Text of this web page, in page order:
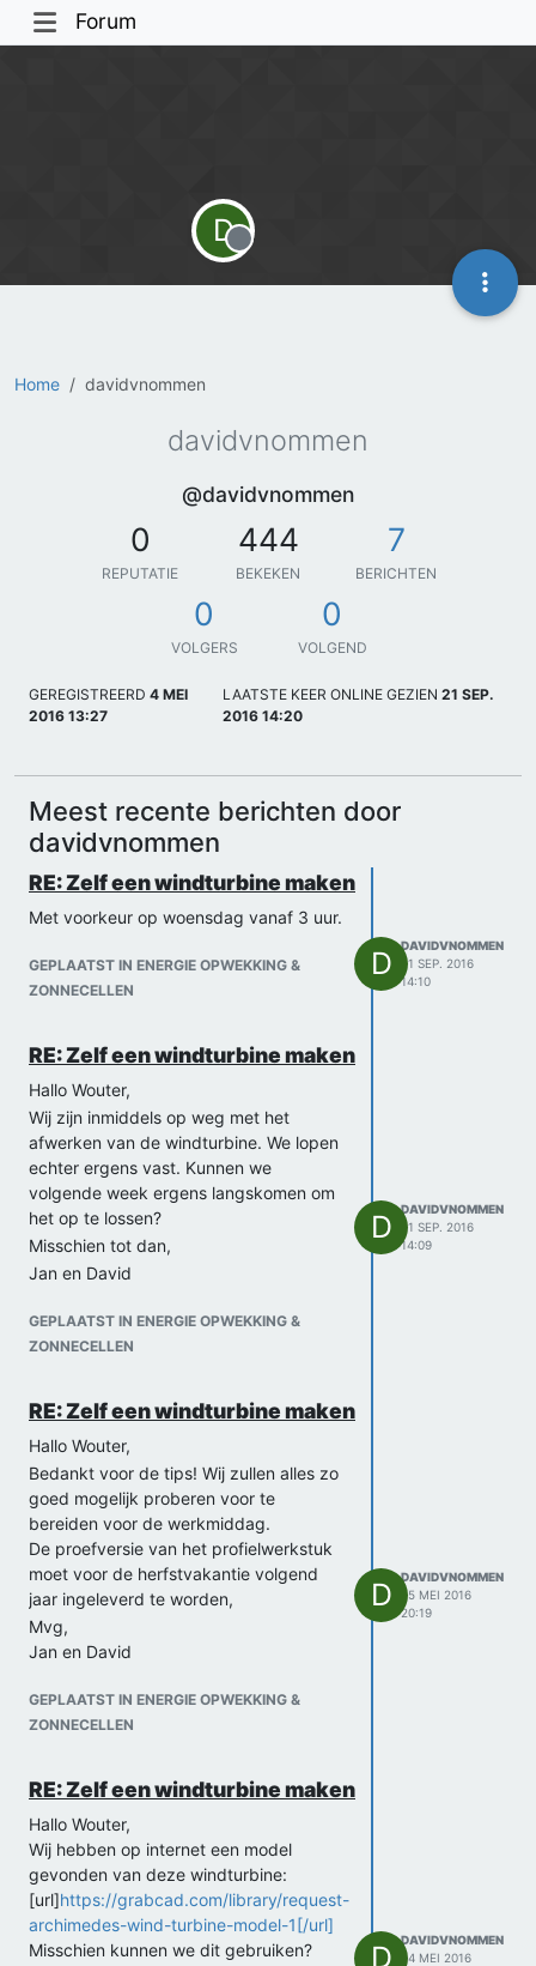
Forum
Home davidvnommen
D
Offline
davidvnommen
@davidvnommen
0
REPUTATIE
444
BEKEKEN
7
BERICHTEN
0
VOLGERS
0
VOLGEND
GEREGISTREERD 4 MEI
2016 13:27
LAATSTE KEER ONLINE GEZIEN 21 SEP.
2016 14:20
Meest recente berichten door
davidvnommen
RE: Zelf een windturbine maken
Met voorkeur op woensdag vanaf 3 uur.
GEPLAATST IN ENERGIE OPWEKKING &
ZONNECELLEN
D
DAVIDVNOMMEN
21 SEP. 2016
14:10
RE: Zelf een windturbine maken
Hallo Wouter,
Wij zijn inmiddels op weg met het
afwerken van de windturbine. We lopen
echter ergens vast. Kunnen we
volgende week ergens langskomen om
het op te lossen?
Misschien tot dan,
Jan en David
GEPLAATST IN ENERGIE OPWEKKING &
ZONNECELLEN
D
DAVIDVNOMMEN
21 SEP. 2016
14:09
RE: Zelf een windturbine maken
Hallo Wouter,
Bedankt voor de tips! Wij zullen alles zo
goed mogelijk proberen voor te
bereiden voor de werkmiddag.
De proefversie van het profielwerkstuk
moet voor de herfstvakantie volgend
jaar ingeleverd te worden,
Mvg,
Jan en David
GEPLAATST IN ENERGIE OPWEKKING &
ZONNECELLEN
D
DAVIDVNOMMEN
25 MEI 2016
20:19
RE: Zelf een windturbine maken
Hallo Wouter,
Wij hebben op internet een model
gevonden van deze windturbine:
[url]https://grabcad.com/library/request-
archimedes-wind-turbine-model-1[/url]
Misschien kunnen we dit gebruiken?
D
DAVIDVNOMMEN
24 MEI 2016